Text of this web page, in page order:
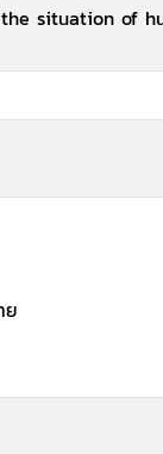
situation of
ย